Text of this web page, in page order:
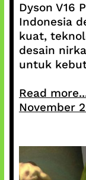
Dyson V16
Indonesia
kuat,
desain
untuk
Read
November